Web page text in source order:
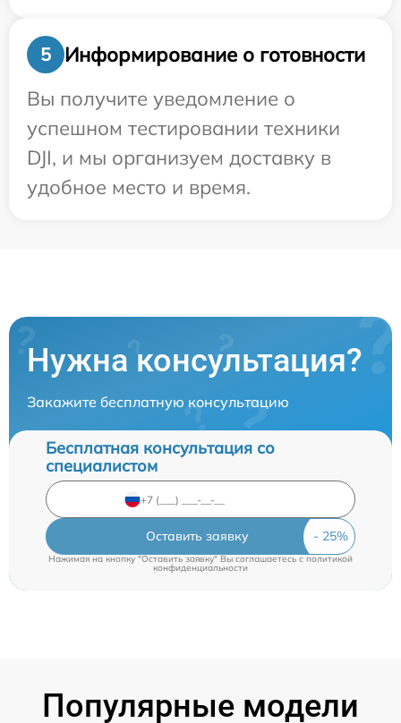
5
Информирование о готовности
Вы получите уведомление о
успешном тестировании техники
DJI, и мы организуем доставку в
удобное место и время.
Нужна консультация?
Закажите бесплатную консультацию
Бесплатная консультация со
специалистом
Оставить заявку
Нажимая на кнопку "Оставить заявку" Вы соглашаетесь c политикой
конфиденциальности
Популярные модели